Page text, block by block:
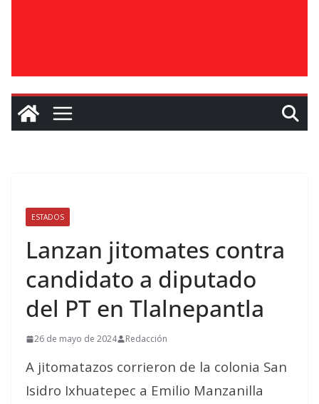
ESTADOS
Lanzan jitomates contra
candidato a diputado
del PT en Tlalnepantla
26 de mayo de 2024 Redacción
A jitomatazos corrieron de la colonia San
Isidro Ixhuatepec a Emilio Manzanilla